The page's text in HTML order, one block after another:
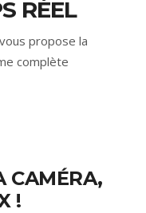
RÉEL
vous propose la
complète
CAMÉRA,
!